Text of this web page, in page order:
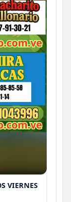
VIERNES